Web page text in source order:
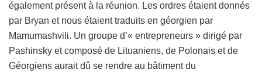
également présent à la réunion. Les ordres étaient donnés
par Bryan et nous étaient traduits en géorgien par
Mamumashvili. Un groupe d’« entrepreneurs » dirigé par
Pashinsky et composé de Lituaniens, de Polonais et de
Géorgiens aurait dû se rendre au bâtiment du